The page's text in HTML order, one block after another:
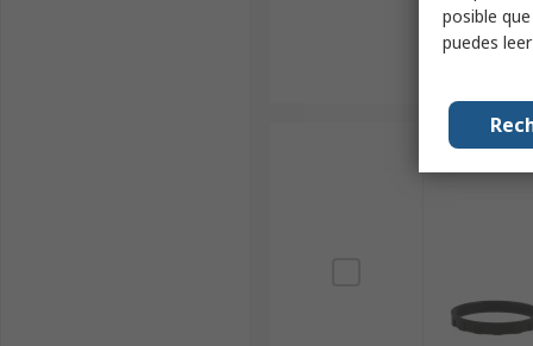
posible
puedes